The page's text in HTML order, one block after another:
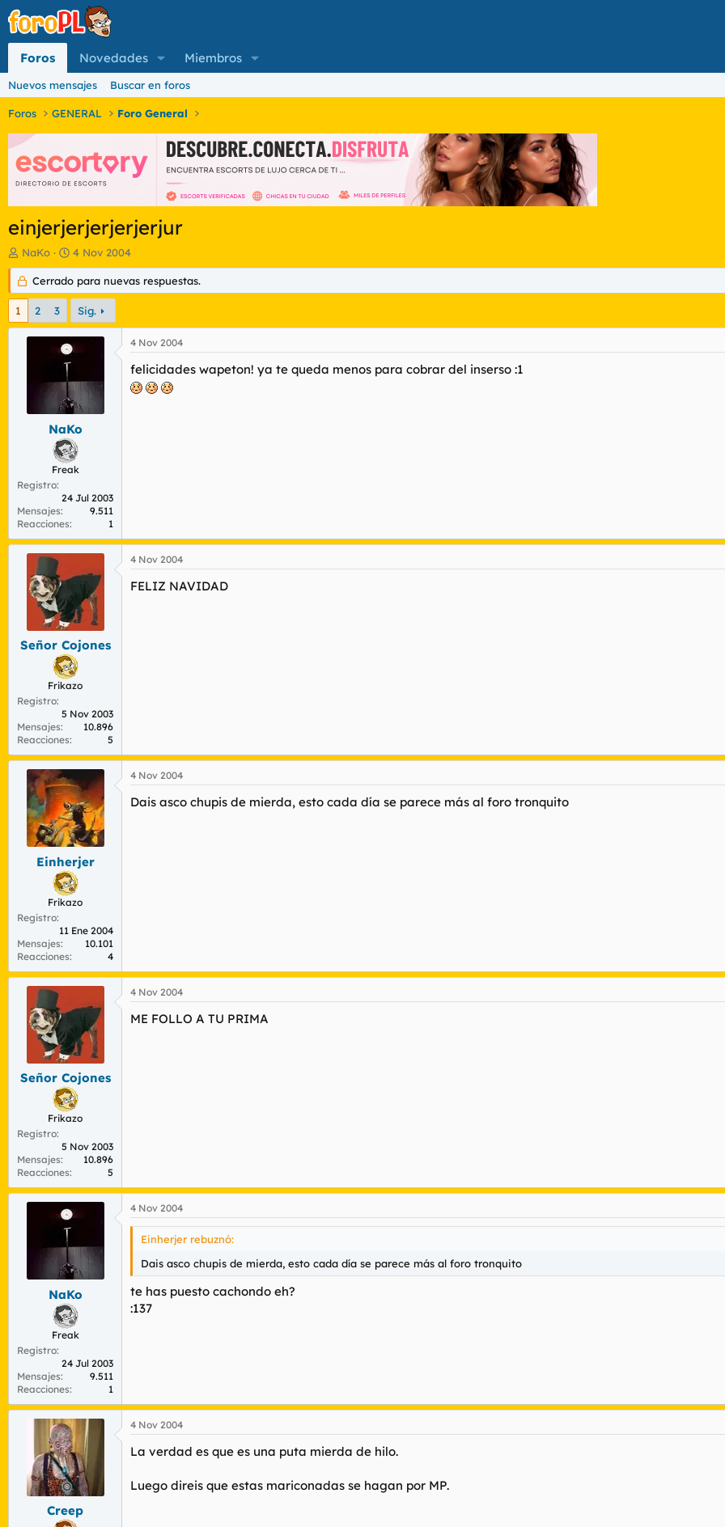
Foros Novedades Miembros
Nuevos mensajes Buscar en foros
Foros GENERAL Foro General
einjerjerjerjerjerjur
I
n
i
c
a
d
NaKo
F
e
c
h
d
e
i
i
c
i
o
4 Nov 2004
Cerrado para nuevas respuestas.
1 2 3 Sig.
NaKo
Freak
Registro
24 Jul 2003
Mensajes
9.511
Reacciones
1
4 Nov 2004
felicidades wapeton! ya te queda menos para cobrar del inserso :1
Señor Cojones
Frikazo
Registro
5 Nov 2003
Mensajes
10.896
Reacciones
5
4 Nov 2004
FELIZ NAVIDAD
Einherjer
Frikazo
Registro
11 Ene 2004
Mensajes
10.101
Reacciones
4
4 Nov 2004
Dais asco chupis de mierda, esto cada día se parece más al foro tronquito
Señor Cojones
Frikazo
Registro
5 Nov 2003
Mensajes
10.896
Reacciones
5
4 Nov 2004
ME FOLLO A TU PRIMA
NaKo
Freak
Registro
24 Jul 2003
Mensajes
9.511
Reacciones
1
4 Nov 2004
Einherjer rebuznó:
Dais asco chupis de mierda, esto cada día se parece más al foro tronquito
te has puesto cachondo eh?
:137
Creep
4 Nov 2004
La verdad es que es una puta mierda de hilo.
Luego direis que estas mariconadas se hagan por MP.